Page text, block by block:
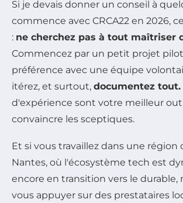
Si je devais donner un conseil à
commence avec CRCA22 en 2026,
: ne cherchez pas à tout maîtriser
Commencez par un petit projet
préférence avec une équipe
itérez, et surtout, documentez tout.
d'expérience sont votre meilleur
convaincre les sceptiques.
Et si vous travaillez dans une région
Nantes, où l'écosystème tech est
encore en transition vers le durable,
vous appuyer sur des prestataires